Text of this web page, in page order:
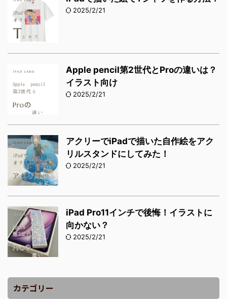
2025/2/21
Apple pencil第2世代とProの違いは？
イラスト向け
2025/2/21
アクリーでiPadで描いた自作絵をアク
リルスタンドにしてみた！
2025/2/21
iPad Pro11インチで後悔！イラストに
向かない？
2025/2/21
カテゴリー